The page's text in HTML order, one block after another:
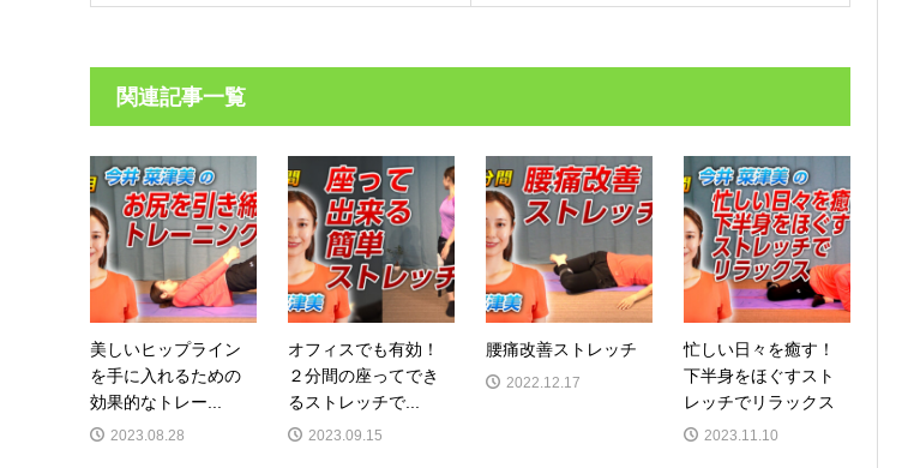
関連記事一覧
美しいヒップライン
を手に入れるための
効果的なトレー...
2023.08.28
オフィスでも有効！
２分間の座ってでき
るストレッチで...
2023.09.15
腰痛改善ストレッチ
2022.12.17
忙しい日々を癒す！
下半身をほぐすスト
レッチでリラックス
2023.11.10